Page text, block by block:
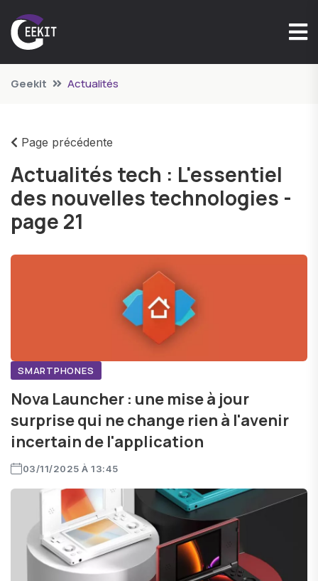
Geekit Actualités
Page précédente
Actualités tech : L'essentiel
des nouvelles technologies -
page 21
SMARTPHONES
Nova Launcher : une mise à jour
surprise qui ne change rien à l'avenir
incertain de l'application
03/11/2025 À 13:45